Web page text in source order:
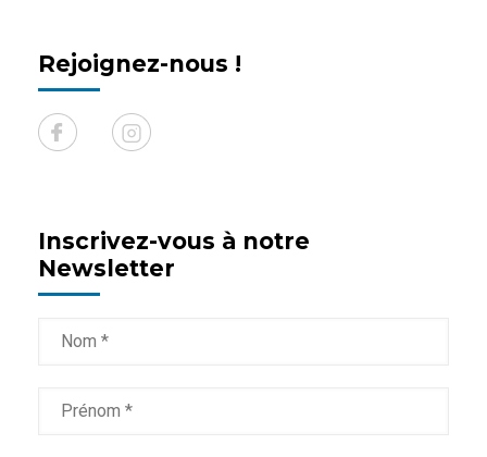
Rejoignez-nous !
Inscrivez-vous à notre
Newsletter